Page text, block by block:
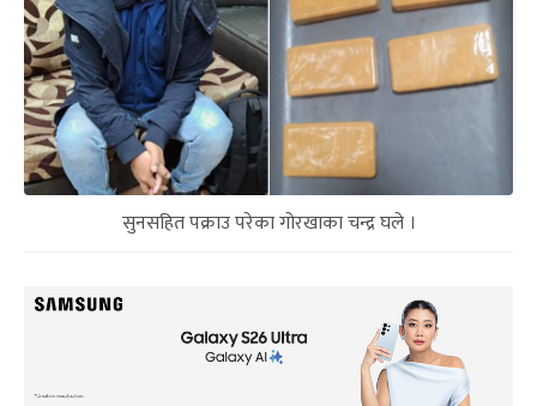
सुनसहित पक्राउ परेका गोरखाका चन्द्र घले ।